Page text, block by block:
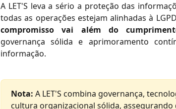
A LET'S leva a sério a proteção das
todas as operações estejam alinhadas à
compromisso vai além do
governança sólida e aprimoramento
informação.
Nota: A LET'S combina governança,
cultura organizacional sólida,